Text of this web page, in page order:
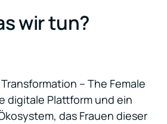
wir tun?
– The Female
digitale Plattform und ein
das Frauen dieser